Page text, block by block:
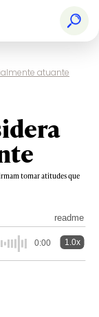
atuante
tomar atitudes que
readme
0:00 1.0x